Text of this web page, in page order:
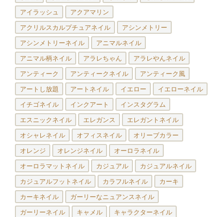
アイラッシュ アクアマリン
アクリルスカルプチュアネイル アシンメトリー
アシンメトリーネイル アニマルネイル
アニマル柄ネイル アラレちゃん アラレやんネイル
アンティーク アンティークネイル アンティーク風
アートし放題 アートネイル イエロー イエローネイル
イチゴネイル インクアート インスタグラム
エスニックネイル エレガンス エレガントネイル
オシャレネイル オフィスネイル オリーブカラー
オレンジ オレンジネイル オーロラネイル
オーロラマットネイル カジュアル カジュアルネイル
カジュアルフットネイル カラフルネイル カーキ
カーキネイル ガーリーなニュアンスネイル
ガーリーネイル キャメル キャラクターネイル